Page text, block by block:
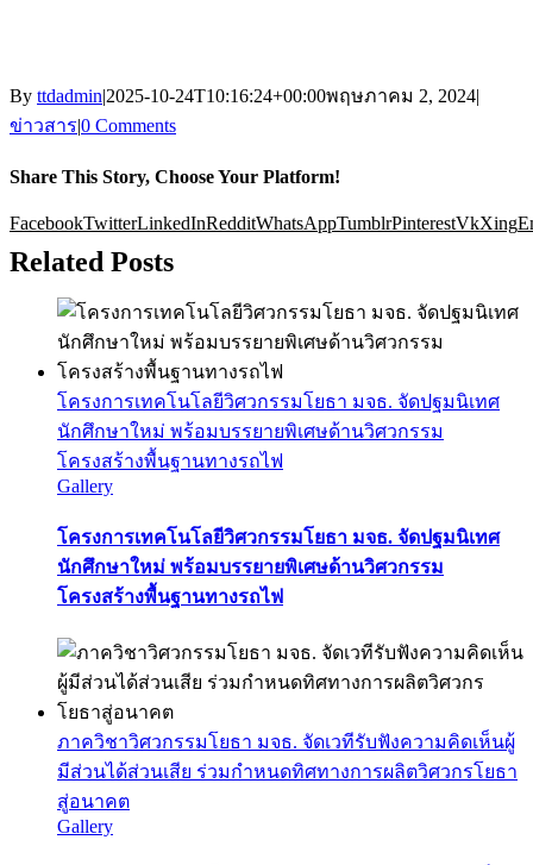
By ttdadmin|2025-10-24T10:16:24+00:00พฤษภาคม 2, 2024|
ข่าวสาร|0 Comments
Share This Story, Choose Your Platform!
FacebookTwitterLinkedInRedditWhatsAppTumblrPinterestVkXing
Related Posts
โครงการเทคโนโลยีวิศวกรรมโยธา มจธ. จัดปฐมนิเทศ
นักศึกษาใหม่ พร้อมบรรยายพิเศษด้านวิศวกรรม
โครงสร้างพื้นฐานทางรถไฟ
Gallery
โครงการเทคโนโลยีวิศวกรรมโยธา มจธ. จัดปฐมนิเทศ
นักศึกษาใหม่ พร้อมบรรยายพิเศษด้านวิศวกรรม
โครงสร้างพื้นฐานทางรถไฟ
ภาควิชาวิศวกรรมโยธา มจธ. จัดเวทีรับฟังความคิดเห็นผู้
มีส่วนได้ส่วนเสีย ร่วมกำหนดทิศทางการผลิตวิศวกรโยธา
สู่อนาคต
Gallery